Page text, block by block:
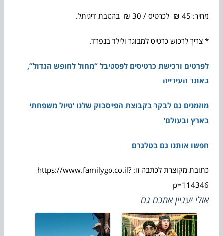
מחיר: 45 ₪ לכרטיס / 30 ₪ בהטבת דיגיתל.
* צריך לרכוש כרטיס למבוגר ולילד בנפרד.
לפרטים ורכישת כרטיסים לפסטיבל “מחול לחופש הגדול”,
באתר העירייה
מוזמנים גם לבקר בקבוצת הפייסבוק שלנו ‘טיול משפחתי
בארץ ובעולם’
חפשו אותנו גם בטלגרם
כתובת מקוצרת לכתבה זו: https://www.familygo.co.il?
p=114346
אולי יעניין אתכם גם